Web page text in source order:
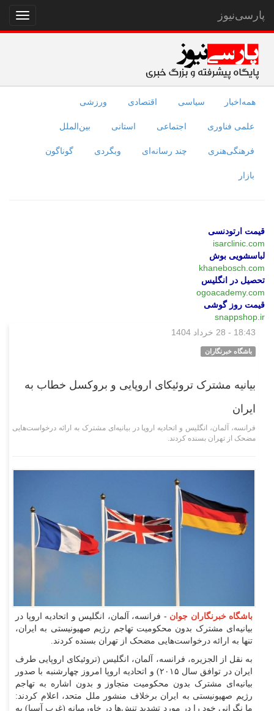
نمایش
منو
پارسی‌نیوز
همه‌اخبار سیاسی اقتصادی ورزشی
علمی فناوری اجتماعی استانی بین‌الملل
فرهنگی‌هنری چند رسانه‌ای وبگردی گوناگون
بازار
قیمت ارتودنسی
isarclinic.com
لباسشویی بوش
khanebosch.com
تحصیل در انگلیس
ogoacademy.com
قیمت روز گوشی
snappshop.ir
18:43 - 28 خرداد 1404
باشگاه خبرنگاران
بیانیه مشترک تروئیکای اروپایی و بروکسل خطاب به
ایران
فرانسه، آلمان، انگلیس و اتحادیه اروپا در بیانیه‌ای مشترک به ارائه درخواست‌هایی
مضحک از تهران بسنده کردند.
باشگاه خبرنگاران جوان - فرانسه، آلمان، انگلیس و اتحادیه اروپا در
بیانیه‌ای مشترک بدون محکومیت تهاجم رژیم صهیونیستی به ایران،
تنها به ارائه درخواست‌هایی مضحک از تهران بسنده کردند.
به نقل از الجزیره، فرانسه، آلمان، انگلیس (تروئیکای اروپایی طرف
ایران در توافق سال ۲۰۱۵) و اتحادیه اروپا امروز چهارشنبه با صدور
بیانیه‌ای مشترک بدون محکومیت متجاوز و بدون اشاره به تهاجم
رژیم صهیونیستی به ایران برخلاف منشور ملل متحد، اعلام کردند:
ما نگرانی خود را در مورد تشدید تنش‌ها در خاورمیانه (غرب آسیا) به